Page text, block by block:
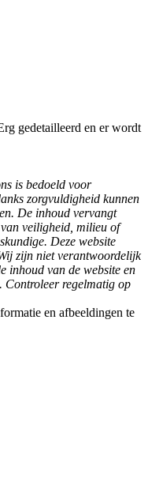
gedetailleerd en er wordt
is bedoeld voor
zorgvuldigheid kunnen
De inhoud vervangt
veiligheid, milieu of
Deze website
zijn niet verantwoordelijk
inhoud van de website en
Controleer regelmatig op
en afbeeldingen te